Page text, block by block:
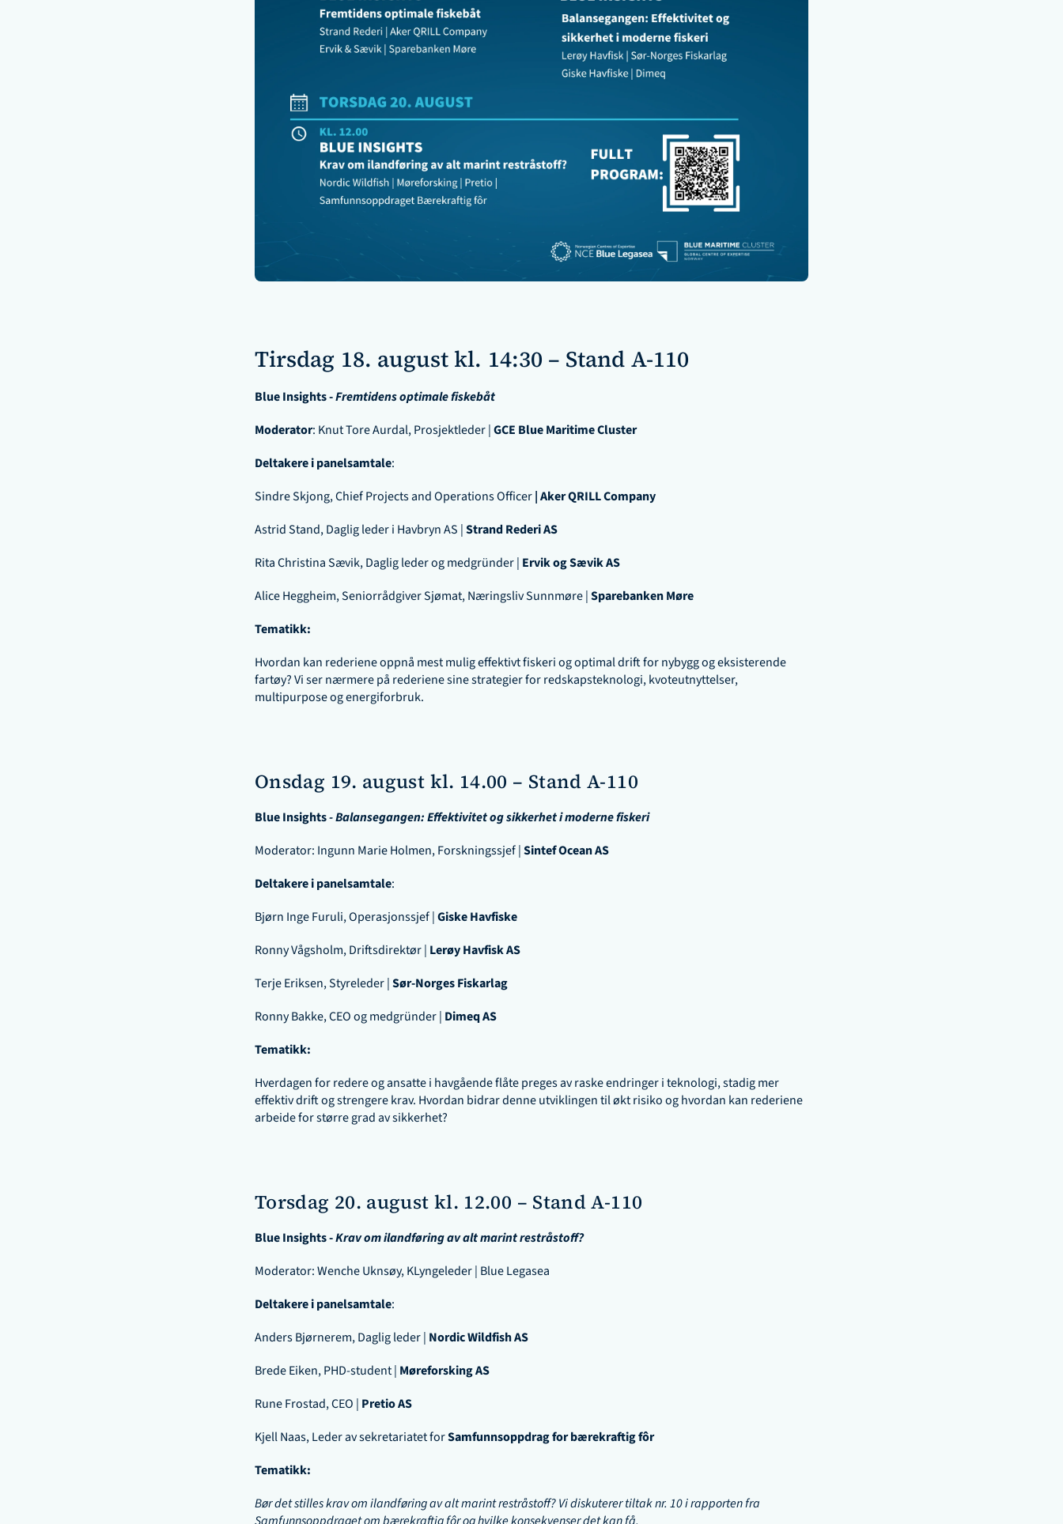
Tirsdag 18. august kl. 14:30 – Stand A-110
Blue Insights - Fremtidens optimale fiskebåt
Moderator: Knut Tore Aurdal, Prosjektleder | GCE Blue Maritime Cluster
Deltakere i panelsamtale:
Sindre Skjong, Chief Projects and Operations Officer | Aker QRILL Company
Astrid Stand, Daglig leder i Havbryn AS | Strand Rederi AS
Rita Christina Sævik, Daglig leder og medgründer | Ervik og Sævik AS
Alice Heggheim, Seniorrådgiver Sjømat, Næringsliv Sunnmøre | Sparebanken Møre
Tematikk:
Hvordan kan rederiene oppnå mest mulig effektivt fiskeri og optimal drift for nybygg og eksisterende
fartøy? Vi ser nærmere på rederiene sine strategier for redskapsteknologi, kvoteutnyttelser,
multipurpose og energiforbruk.
Onsdag 19. august kl. 14.00 – Stand A-110
Blue Insights - Balansegangen: Effektivitet og sikkerhet i moderne fiskeri
Moderator: Ingunn Marie Holmen, Forskningssjef | Sintef Ocean AS
Deltakere i panelsamtale:
Bjørn Inge Furuli, Operasjonssjef | Giske Havfiske
Ronny Vågsholm, Driftsdirektør | Lerøy Havfisk AS
Terje Eriksen, Styreleder | Sør-Norges Fiskarlag
Ronny Bakke, CEO og medgründer | Dimeq AS
Tematikk:
Hverdagen for redere og ansatte i havgående flåte preges av raske endringer i teknologi, stadig mer
effektiv drift og strengere krav. Hvordan bidrar denne utviklingen til økt risiko og hvordan kan rederiene
arbeide for større grad av sikkerhet?
Torsdag 20. august kl. 12.00 – Stand A-110
Blue Insights - Krav om ilandføring av alt marint restråstoff?
Moderator: Wenche Uknsøy, KLyngeleder | Blue Legasea
Deltakere i panelsamtale:
Anders Bjørnerem, Daglig leder | Nordic Wildfish AS
Brede Eiken, PHD-student | Møreforsking AS
Rune Frostad, CEO | Pretio AS
Kjell Naas, Leder av sekretariatet for Samfunnsoppdrag for bærekraftig fôr
Tematikk:
Bør det stilles krav om ilandføring av alt marint restråstoff? Vi diskuterer tiltak nr. 10 i rapporten fra